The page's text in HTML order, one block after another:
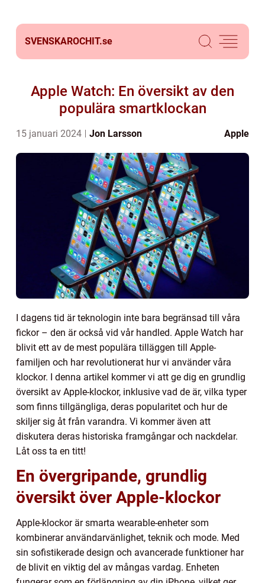
SVENSKAROCHIT.se
Apple Watch: En översikt av den
populära smartklockan
15 januari 2024 Jon Larsson Apple
I dagens tid är teknologin inte bara begränsad till våra
fickor – den är också vid vår handled. Apple Watch har
blivit ett av de mest populära tilläggen till Apple-
familjen och har revolutionerat hur vi använder våra
klockor. I denna artikel kommer vi att ge dig en grundlig
översikt av Apple-klockor, inklusive vad de är, vilka typer
som finns tillgängliga, deras popularitet och hur de
skiljer sig åt från varandra. Vi kommer även att
diskutera deras historiska framgångar och nackdelar.
Låt oss ta en titt!
En övergripande, grundlig
översikt över Apple-klockor
Apple-klockor är smarta wearable-enheter som
kombinerar användarvänlighet, teknik och mode. Med
sin sofistikerade design och avancerade funktioner har
de blivit en viktig del av mångas vardag. Enheten